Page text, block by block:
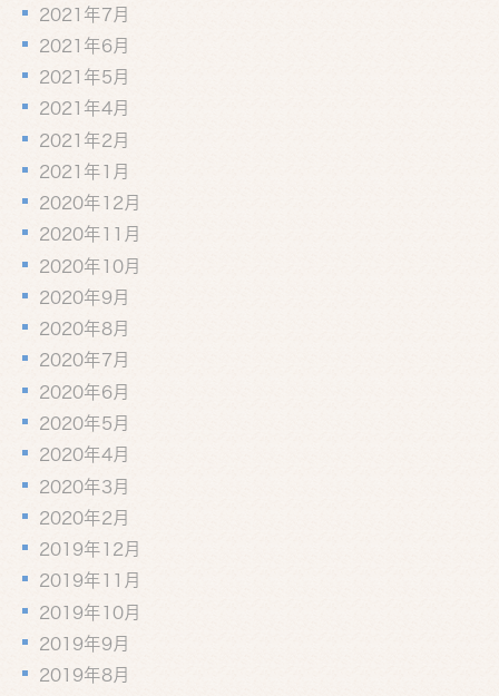
2021年7月
2021年6月
2021年5月
2021年4月
2021年2月
2021年1月
2020年12月
2020年11月
2020年10月
2020年9月
2020年8月
2020年7月
2020年6月
2020年5月
2020年4月
2020年3月
2020年2月
2019年12月
2019年11月
2019年10月
2019年9月
2019年8月